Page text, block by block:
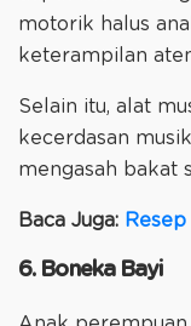
motorik halus
keterampilan
Selain itu, alat
kecerdasan
mengasah bakat
Baca Juga: Resep
6. Boneka Bayi